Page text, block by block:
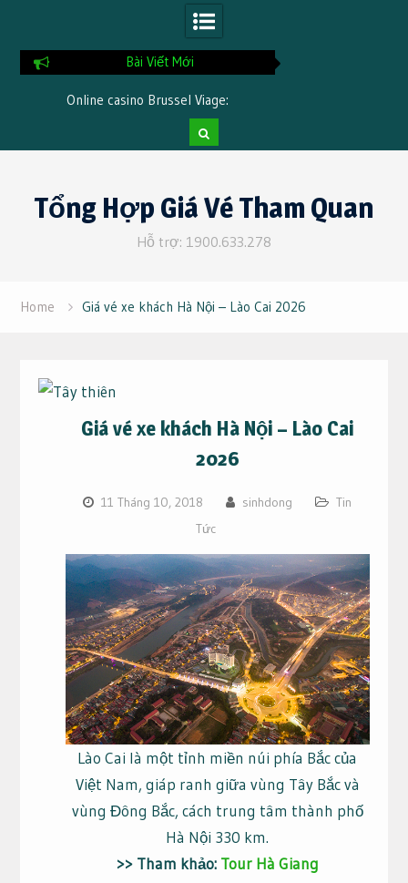
Bài Viết Mới
Online casino Brussel Viage:
accountverificatie stap voor stap
contentTổng Hợp Giá Vé Tham Quan
Hỗ trợ: 1900.633.278
Home Giá vé xe khách Hà Nội – Lào Cai 2026
Giá vé xe khách Hà Nội – Lào Cai
2026
11 Tháng 10, 2018 sinhdong
Tin
Tức
Lào Cai là một tỉnh miền núi phía Bắc của
Việt Nam, giáp ranh giữa vùng Tây Bắc và
vùng Đông Bắc, cách trung tâm thành phố
Hà Nội 330 km.
>> Tham khảo: Tour Hà Giang